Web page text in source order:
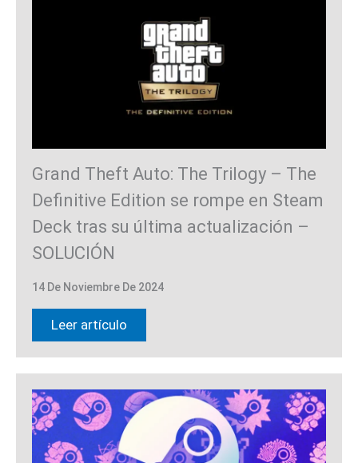
Grand Theft Auto: The Trilogy – The
Definitive Edition se rompe en Steam
Deck tras su última actualización –
SOLUCIÓN
14 De Noviembre De 2024
Leer artículo